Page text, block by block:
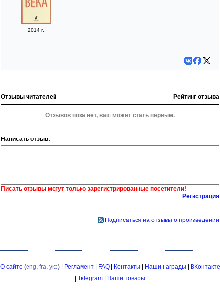
2014 г.
Отзывы читателей Рейтинг отзыва
Отзывов пока нет, ваш может стать первым.
Написать отзыв:
Писать отзывы могут только зарегистрированные посетители!
Регистрация
Подписаться на отзывы о произведении
О сайте (eng fra укр) | Регламент| FAQ| Контакты | Наши награды | ВКонтакте
| Telegram | Наши товары